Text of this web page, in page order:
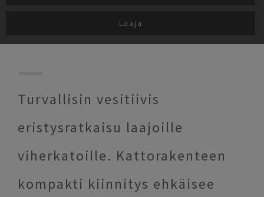
Laaja
Turvallisin vesitiivis
eristysratkaisu laajoille
viherkatoille. Kattorakenteen
kompakti kiinnitys ehkäisee